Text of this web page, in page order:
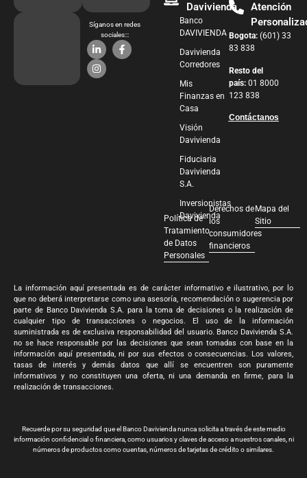
Síganos en redes
sociales:::
Davivienda
Banco
DAVIVIENDA
Davivienda
Corredores
Mis
Finanzas en
Casa
Visión
Davivienda
Fiduciaria
Davivienda
S.A.
Inversionistas
Davivienda
Atención
Bogota: (601) 33
83 838
Resto del
país: 01 8000
123 838
Contáctanos
Política de
Tratamiento
de Datos
Personales
Derechos de
los
consumidores
financieros
Mapa del
Sitio
La información aquí presentada es de carácter informativo e ilustrativo, por lo
que no deberá interpretarse como una asesoría, recomendación o sugerencia por
parte de Banco Davivienda S.A. para la toma de decisiones o la realización de
cualquier tipo de transacciones o negocios. El uso de la información
suministrada es de exclusiva responsabilidad del usuario. Banco Davivienda S.A.
no se hace responsable por las decisiones que sean tomadas con base en la
información aquí presentada, ni por sus efectos o consecuencias. Los valores,
tasas de interés y demás datos que allí se encuentren son puramente
informativos y no constituyen una oferta, ni una demanda en firme, para la
realización de transacciones.
Recuerde por su seguridad que el Banco Davivienda nunca solicita a través de este medio
información confidencial o financiera, como usuarios y claves de acceso a nuestros canales, ni
números de productos como cuentas, números de tarjetas de crédito o similares.